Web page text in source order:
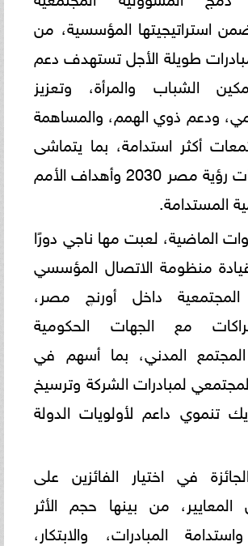
استراتيجيتها المؤسسية، من
طويلة الأجل تستهدف دعم
الشباب والمرأة، وتعزيز
ودعم ذوي الهمم، والمساهمة
أكثر استدامة، بما يتماشى
مع مستهدفات رؤية مصر 2030 وأهداف الأمم
المستدامة.
الماضية، لعبت مها ناجي دورًا
منظومة الاتصال المؤسسي
المجتمعية داخل أورنچ مصر،
مع الجهات الحكومية
المدني، بما أسهم في
لمبادرات الشركة وترسيخ
تنموي داعم لأولويات الدولة
في اختيار الفائزين على
من بينها حجم الأثر
المبادرات، والابتكار،